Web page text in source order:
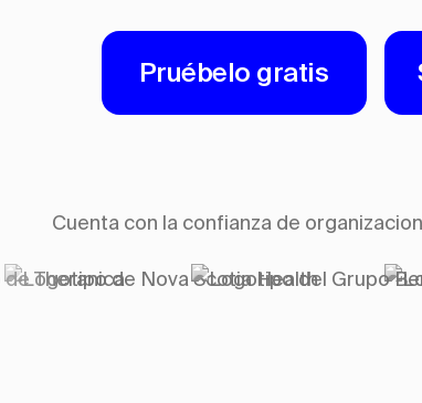
Pruébelo gratis
Cuenta con la confianza de